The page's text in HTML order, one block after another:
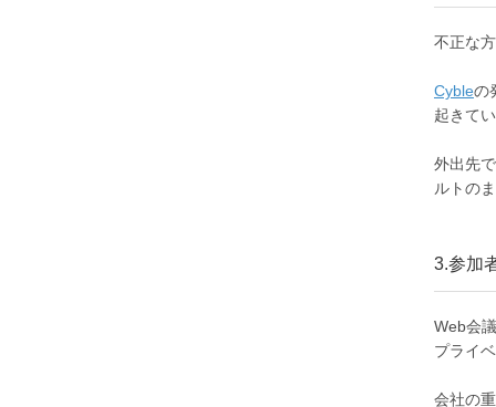
不正な
Cybleの
起きて
外出先
ルトの
3.参加
Web会
プライ
会社の